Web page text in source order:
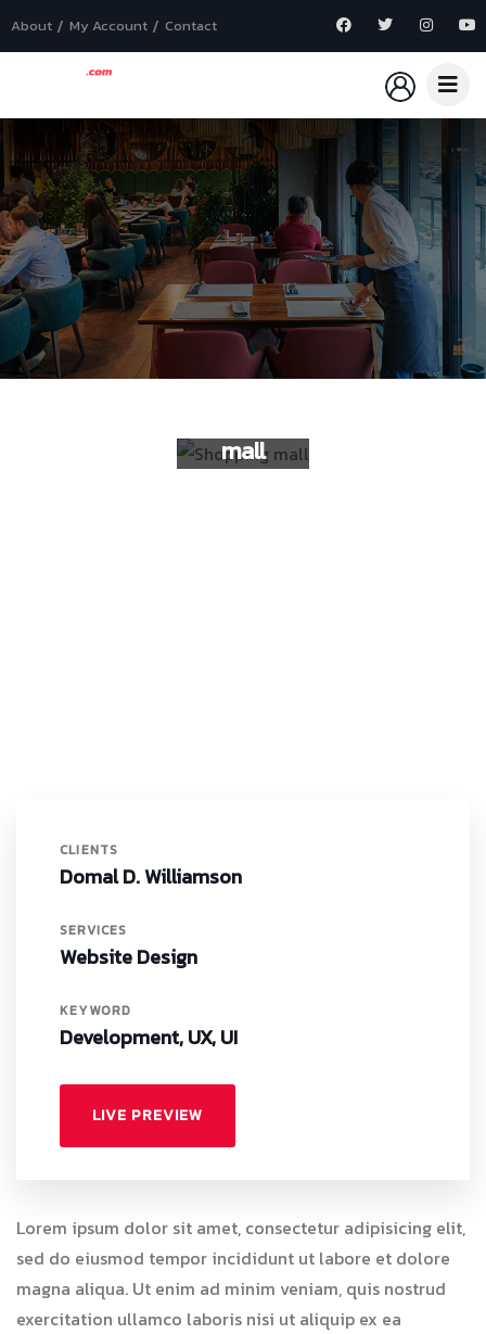
About My Account Contact
mall
CLIENTS
Domal D. Williamson
SERVICES
Website Design
KEYWORD
Development, UX, UI
LIVE PREVIEW
Lorem ipsum dolor sit amet, consectetur adipisicing elit,
sed do eiusmod tempor incididunt ut labore et dolore
magna aliqua. Ut enim ad minim veniam, quis nostrud
exercitation ullamco laboris nisi ut aliquip ex ea